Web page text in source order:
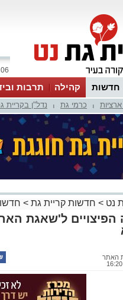
06 אוגוסט 2026 / 23:29
חדשות קהילה תרבות
כרמי גת נדל"ן בקריית
נט > חדשות קריית גת >
הפיצויים ל'שאגת
האתר